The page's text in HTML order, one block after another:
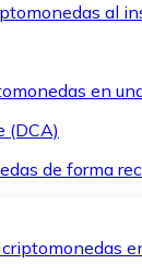
al
en
(DCA)
de forma